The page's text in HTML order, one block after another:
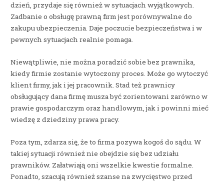
dzień, przydaje się również w sytuacjach wyjątkowych.
Zadbanie o obsługę prawną firm jest porównywalne do
zakupu ubezpieczenia. Daje poczucie bezpieczeństwa i w
pewnych sytuacjach realnie pomaga.
Niewątpliwie, nie można poradzić sobie bez prawnika,
kiedy firmie zostanie wytoczony proces. Może go wytoczyć
klient firmy, jak i jej pracownik. Stad też prawnicy
obsługujący dana firmę musza być zorientowani zarówno w
prawie gospodarczym oraz handlowym, jak i powinni mieć
wiedzę z dziedziny prawa pracy.
Poza tym, zdarza się, że to firma pozywa kogoś do sądu. W
takiej sytuacji również nie obejdzie się bez udziału
prawników. Załatwiają oni wszelkie kwestie formalne.
Ponadto, szacują również szanse na zwycięstwo przed